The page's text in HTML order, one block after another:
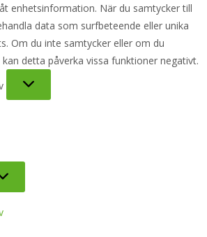
enhetsinformation. När du samtycker till
data som surfbeteende eller unika
Om du inte samtycker eller om du
detta påverka vissa funktioner negativt.